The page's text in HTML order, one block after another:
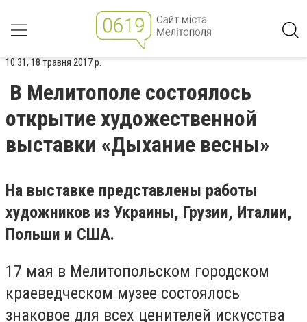
10:31, 18 травня 2017 р.
В Мелитополе состоялось
открытие художественной
выставки «Дыхание весны»
На выставке представлены работы
художников из Украины, Грузии, Италии,
Польши и США.
17 мая в Мелитопольском городском
краеведческом музее состоялось
знаковое для всех ценителей искусства